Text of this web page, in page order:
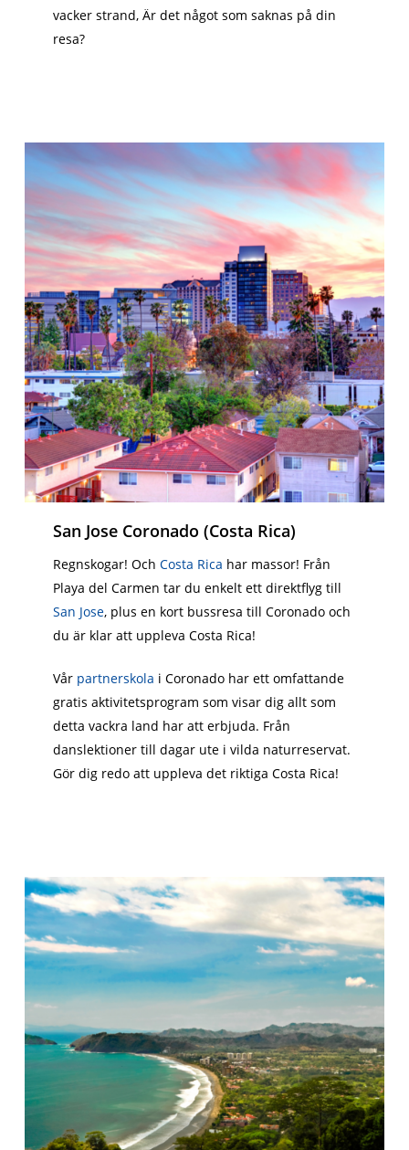
vacker strand, Är det något som saknas på din
resa?
San Jose Coronado (Costa Rica)
Regnskogar! OchCosta Rica har massor! Från
Playa del Carmen tar du enkelt ett direktflyg till
San Jose, plus en kort bussresa till Coronado och
du är klar att uppleva Costa Rica!
Vår partnerskola i Coronado har ett omfattande
gratis aktivitetsprogram som visar dig allt som
detta vackra land har att erbjuda. Från
danslektioner till dagar ute i vilda naturreservat.
Gör dig redo att uppleva det riktiga Costa Rica!